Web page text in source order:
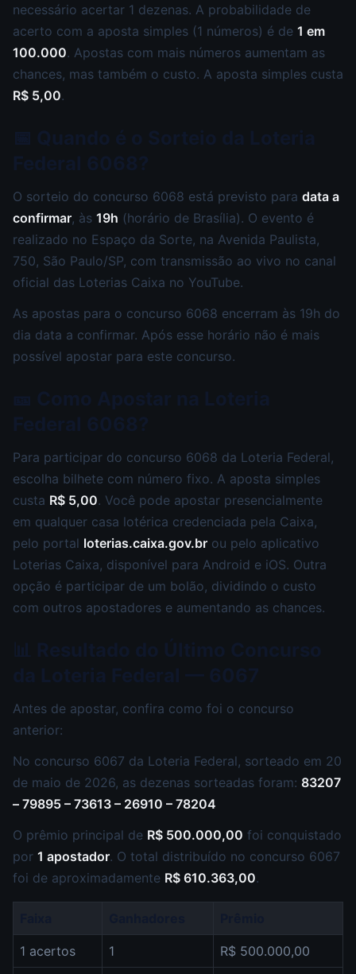
necessário acertar 1 dezenas. A probabilidade de
acerto com a aposta simples (1 números) é de 1 em
100.000. Apostas com mais números aumentam as
chances, mas também o custo. A aposta simples custa
R$ 5,00.
O sorteio do concurso 6068 está previsto para data a
confirmar, às 19h (horário de Brasília). O evento é
realizado no Espaço da Sorte, na Avenida Paulista,
750, São Paulo/SP, com transmissão ao vivo no canal
oficial das Loterias Caixa no YouTube.
As apostas para o concurso 6068 encerram às 19h do
dia data a confirmar. Após esse horário não é mais
possível apostar para este concurso.
Para participar do concurso 6068 da Loteria Federal,
escolha bilhete com número fixo. A aposta simples
custa R$ 5,00. Você pode apostar presencialmente
em qualquer casa lotérica credenciada pela Caixa,
pelo portal loterias.caixa.gov.br ou pelo aplicativo
Loterias Caixa, disponível para Android e iOS. Outra
opção é participar de um bolão, dividindo o custo
com outros apostadores e aumentando as chances.
Antes de apostar, confira como foi o concurso
anterior:
No concurso 6067 da Loteria Federal, sorteado em 20
de maio de 2026, as dezenas sorteadas foram: 83207
– 79895 – 73613 – 26910 – 78204
O prêmio principal de R$ 500.000,00 foi conquistado
por 1 apostador. O total distribuído no concurso 6067
foi de aproximadamente R$ 610.363,00.
1 acertos 1 R$ 500.000,00